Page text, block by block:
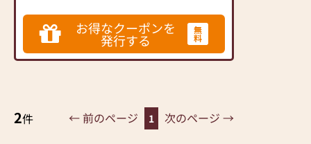
これまでに400人以
上のお客様にリフォ
ームをご利用いただ
いております。
これからもお客様の
てご奉仕させて頂き
ます。
家具屋さんならでは
の豊富な品揃えで、
お得なクーポンを
発行する
無
料
2件 ← 前のページ 1 次のページ →